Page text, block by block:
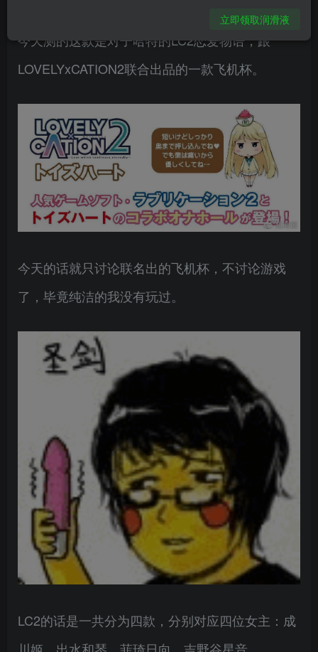
今天测的这款是对子哈特的LC2恋爱物语，跟
LOVELYxCATION2联合出品的一款飞机杯。
今天的话就只讨论联名出的飞机杯，不讨论游戏
了，毕竟纯洁的我没有玩过。
LC2的话是一共分为四款，分别对应四位女主：成
立即领取润滑液